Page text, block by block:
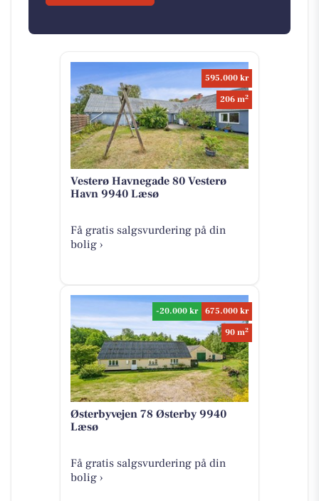
595.000 kr
206 m2
Vesterø Havnegade 80 Vesterø
Havn 9940 Læsø
Få gratis salgsvurdering på din
bolig ›
-20.000 kr
675.000 kr
90 m2
Østerbyvejen 78 Østerby 9940
Læsø
Få gratis salgsvurdering på din
bolig ›